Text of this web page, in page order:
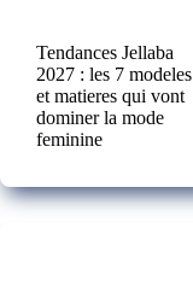
Tendances Jellaba
2027 : les 7 modeles
et matieres qui vont
dominer la mode
feminine